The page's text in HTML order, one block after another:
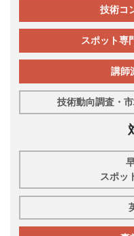
技術コ
スポット専
講師
技術動向調査・
スポッ